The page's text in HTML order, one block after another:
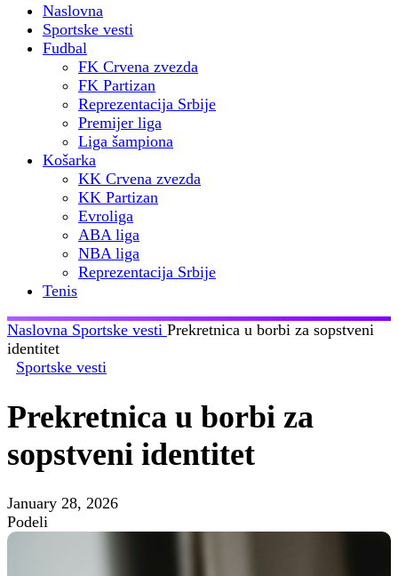
Naslovna
Sportske vesti
Fudbal
FK Crvena zvezda
FK Partizan
Reprezentacija Srbije
Premijer liga
Liga šampiona
Košarka
KK Crvena zvezda
KK Partizan
Evroliga
ABA liga
NBA liga
Reprezentacija Srbije
Tenis
Naslovna Sportske vesti Prekretnica u borbi za sopstveni
identitet
Sportske vesti
Prekretnica u borbi za
sopstveni identitet
January 28, 2026
Podeli